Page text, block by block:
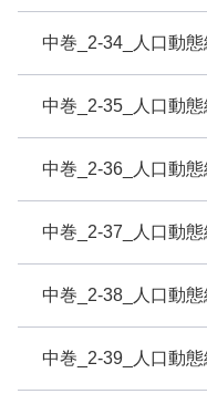
中巻_2-34_人口動
中巻_2-35_人口動
中巻_2-36_人口動
中巻_2-37_人口動
中巻_2-38_人口動
中巻_2-39_人口動